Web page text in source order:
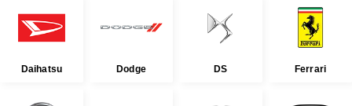
Daihatsu Dodge DS Ferrari